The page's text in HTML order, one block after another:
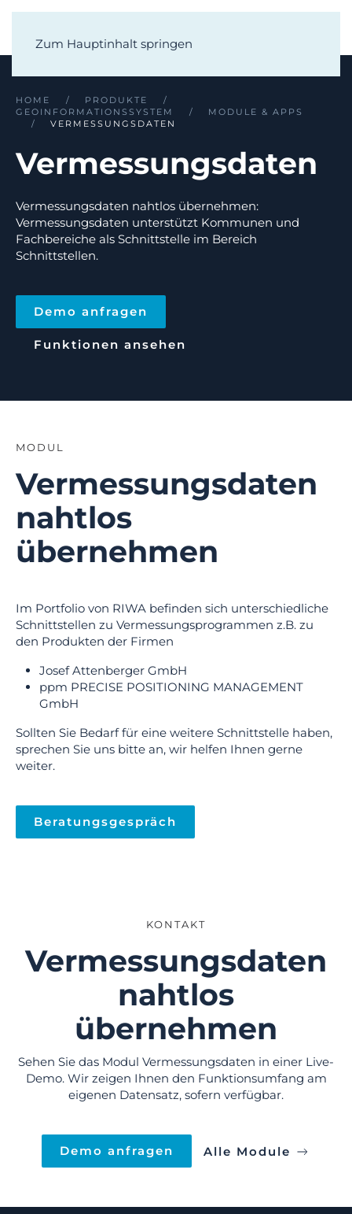
Zum Hauptinhalt springen
HOME
PRODUKTE
GEOINFORMATIONSSYSTEM
MODULE & APPS
VERMESSUNGSDATEN
Vermessungsdaten
Vermessungsdaten nahtlos übernehmen:
Vermessungsdaten unterstützt Kommunen und
Fachbereiche als Schnittstelle im Bereich
Schnittstellen.
Demo anfragen
Funktionen ansehen
MODUL
Vermessungsdaten
nahtlos
übernehmen
Im Portfolio von RIWA befinden sich unterschiedliche
Schnittstellen zu Vermessungsprogrammen z.B. zu
den Produkten der Firmen
Josef Attenberger GmbH
ppm PRECISE POSITIONING MANAGEMENT
GmbH
Sollten Sie Bedarf für eine weitere Schnittstelle haben,
sprechen Sie uns bitte an, wir helfen Ihnen gerne
weiter.
Beratungsgespräch
KONTAKT
Vermessungsdaten
nahtlos
übernehmen
Sehen Sie das Modul Vermessungsdaten in einer Live-
Demo. Wir zeigen Ihnen den Funktionsumfang am
eigenen Datensatz, sofern verfügbar.
Demo anfragen Alle Module